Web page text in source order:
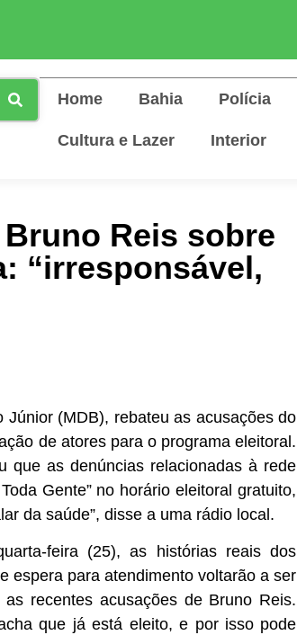
Home Bahia Polícia
Cultura e Lazer Interior
Reis sobre
“irresponsável,
(MDB), rebateu as acusações do
de atores para o programa eleitoral.
que as denúncias relacionadas à rede
Gente” no horário eleitoral gratuito,
da saúde”, disse a uma rádio local.
feira (25), as histórias reais dos
espera para atendimento voltarão a ser
recentes acusações de Bruno Reis.
que já está eleito, e por isso pode